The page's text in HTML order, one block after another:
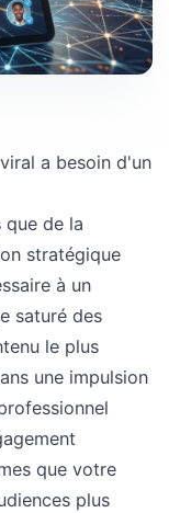
a besoin d'un
que de la
stratégique
à un
saturé des
le plus
une impulsion
que votre
plus